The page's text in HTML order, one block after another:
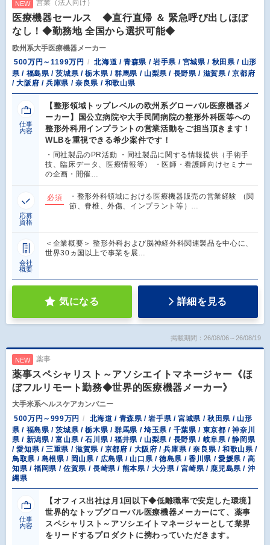
NEW 営業（法人向け）
医療機器セールス ◆直行直帰 ＆ 緊急呼び出しほぼ
なし！◆勤務地 全国から選択可能◆
欧州系大手医療機器メーカー
500万円～1199万円
北海道 / 青森県 / 岩手県 / 宮城県 / 秋田県 / 山形
県 / 福島県 / 茨城県 / 栃木県 / 群馬県 / 山梨県 / 長野県 / 滋賀県 / 京都府
/ 大阪府 / 兵庫県 / 奈良県 / 和歌山県
仕事
内容
【整形領域トップレベルの欧州系グローバル医療機器メ
ーカー】国公立病院や大手民間病院の整形外科医等への
整形外科用インプラントの営業活動をご担当頂きます！
WLBを重視できる希少案件です！
・同社製品のPR活動 ・同社製品に関する情報提供（手術手
技、臨床データ、医療情報等） ・医師・看護師向けセミナー
の企画・開催…
応募
資格
必須
・整形外科領域における医療機器販売の営業経験 （関
節、脊椎、外傷、インプラント等）…
会社
概要
＜企業概要＞ 整形外科および脳神経外科関連製品を中心に、
世界30ヵ国以上で事業を展…
気になる 詳細を見る
掲載期間：26/08/06～26/08/19
NEW 薬事
薬事スペシャリスト～アソシエイトマネージャー《ほ
ぼフルリモート勤務◆世界的医療機器メーカー》
大手米系ヘルスケアカンパニー
500万円～999万円
北海道 / 青森県 / 岩手県 / 宮城県 / 秋田県 / 山形
県 / 福島県 / 茨城県 / 栃木県 / 群馬県 / 埼玉県 / 千葉県 / 東京都 / 神奈川
県 / 新潟県 / 富山県 / 石川県 / 福井県 / 山梨県 / 長野県 / 岐阜県 / 静岡県
/ 愛知県 / 三重県 / 滋賀県 / 京都府 / 大阪府 / 兵庫県 / 奈良県 / 和歌山県 /
鳥取県 / 島根県 / 岡山県 / 広島県 / 山口県 / 徳島県 / 香川県 / 愛媛県 / 高
知県 / 福岡県 / 佐賀県 / 長崎県 / 熊本県 / 大分県 / 宮崎県 / 鹿児島県 / 沖
縄県
仕事
内容
【オフィス出社は月1回以下◆低離職率で安定した環境】
世界的なトップグローバル医療機器メーカーにて、薬事
スペシャリスト～アソシエイトマネージャーとして業界
をリードするプロダクトに携わっていただきます。